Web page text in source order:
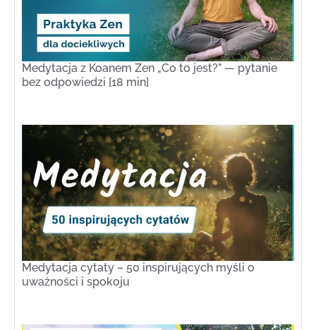
Medytacja z Koanem Zen „Co to jest?” — pytanie
bez odpowiedzi [18 min]
Medytacja cytaty – 50 inspirujących myśli o
uważności i spokoju